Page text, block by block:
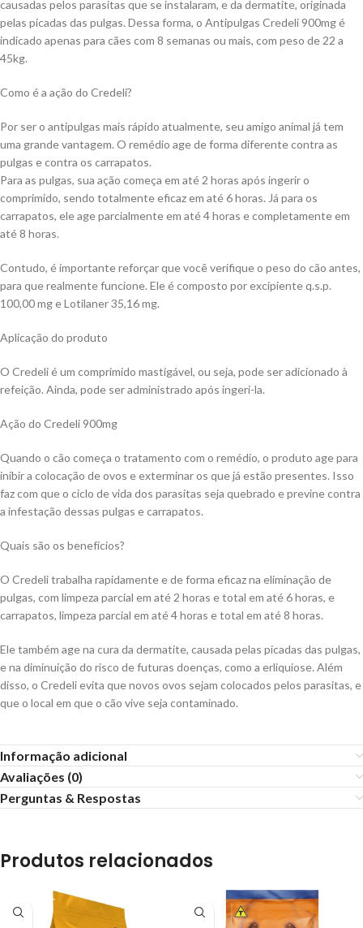
causadas pelos parasitas que se instalaram, e da dermatite, originada
pelas picadas das pulgas. Dessa forma, o Antipulgas Credeli 900mg é
indicado apenas para cães com 8 semanas ou mais, com peso de 22 a
45kg.
Como é a ação do Credeli?
Por ser o antipulgas mais rápido atualmente, seu amigo animal já tem
uma grande vantagem. O remédio age de forma diferente contra as
pulgas e contra os carrapatos.
Para as pulgas, sua ação começa em até 2 horas após ingerir o
comprimido, sendo totalmente eficaz em até 6 horas. Já para os
carrapatos, ele age parcialmente em até 4 horas e completamente em
até 8 horas.
Contudo, é importante reforçar que você verifique o peso do cão antes,
para que realmente funcione. Ele é composto por excipiente q.s.p.
100,00 mg e Lotilaner 35,16 mg.
Aplicação do produto
O Credeli é um comprimido mastigável, ou seja, pode ser adicionado à
refeição. Ainda, pode ser administrado após ingeri-la.
Ação do Credeli 900mg
Quando o cão começa o tratamento com o remédio, o produto age para
inibir a colocação de ovos e exterminar os que já estão presentes. Isso
faz com que o ciclo de vida dos parasitas seja quebrado e previne contra
a infestação dessas pulgas e carrapatos.
Quais são os benefícios?
O Credeli trabalha rapidamente e de forma eficaz na eliminação de
pulgas, com limpeza parcial em até 2 horas e total em até 6 horas, e
carrapatos, limpeza parcial em até 4 horas e total em até 8 horas.
Ele também age na cura da dermatite, causada pelas picadas das pulgas,
e na diminuição do risco de futuras doenças, como a erliquiose. Além
disso, o Credeli evita que novos ovos sejam colocados pelos parasitas, e
que o local em que o cão vive seja contaminado.
Informação adicional
Avaliações (0)
Perguntas & Respostas
Produtos relacionados